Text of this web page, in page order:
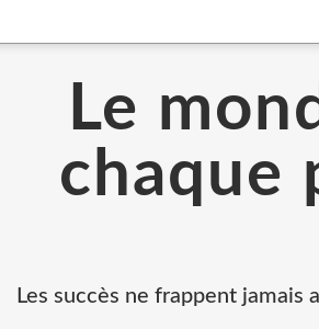
Le
chaque
Les succès ne frappent jamais